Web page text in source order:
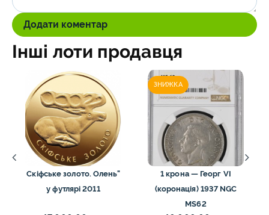
Додати коментар
Інші лоти продавця
Скіфське золото. Олень"
у футлярі 2011
ЗНИЖКА
1 крона — Георг VI
(коронація) 1937 NGC
MS62